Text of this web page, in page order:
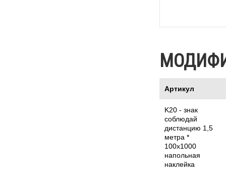
Артикул
K20 - знак
соблюдай
дистанцию 1,5
метра *
100x1000
напольная
наклейка